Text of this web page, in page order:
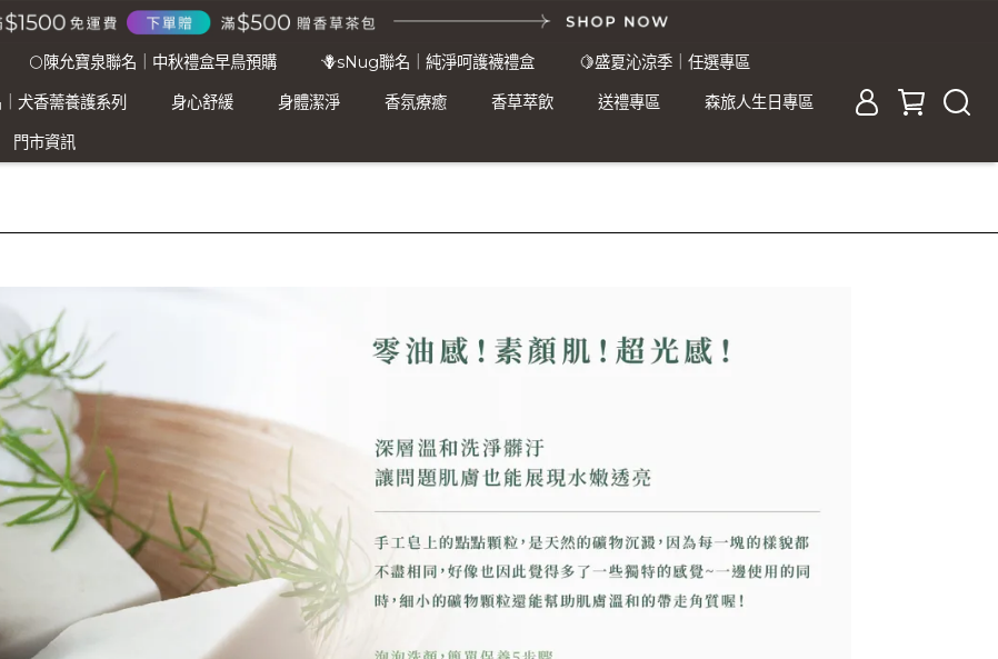
🌕陳允寶泉聯名｜中秋禮盒早鳥預購 🪻sNug聯名｜純淨呵護襪禮盒
🍋盛夏沁涼季｜任選專區
犬香薷養護系列
身心舒緩 身體潔淨 香氛療癒 香草萃飲 送禮專區
森旅人生日專區
門市資訊